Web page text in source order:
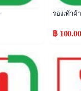
฿ 100.00